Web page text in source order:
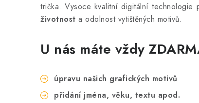
trička. Vysoce kvalitní digitální technologie
životnost a odolnost vytištěných motivů.
U nás máte vždy
úpravu našich grafických motivů
přidání jména, věku, textu apod.